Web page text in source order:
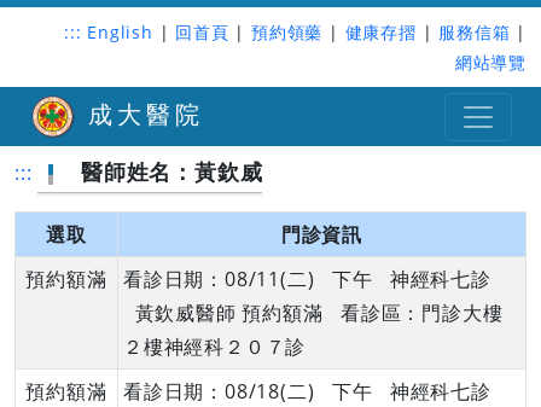
::: English | 回首頁 | 預約領藥 | 健康存摺 | 服務信箱 |
網站導覽
成大醫院
::: 醫師姓名：黃欽威
選取
門診資訊
預約額滿
看診日期：08/11(二) 下午 神經科七診
黃欽威醫師 預約額滿 看診區：門診大樓
２樓神經科２０７診
預約額滿
看診日期：08/18(二) 下午 神經科七診